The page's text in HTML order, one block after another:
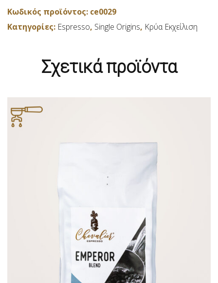
-
250gr
Κωδικός προϊόντος: ce0029
Κατηγορίες: Espresso, Single Origins, Κρύα Εκχείλιση
Σχετικά προϊόντα